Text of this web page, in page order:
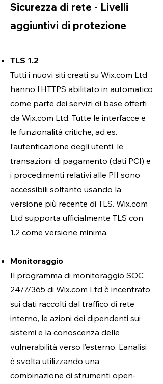
Sicurezza di rete - Livelli
aggiuntivi di protezione
TLS 1.2
Tutti i nuovi siti creati su Wix.com Ltd
hanno l’HTTPS abilitato in automatico
come parte dei servizi di base offerti
da Wix.com Ltd. Tutte le interfacce e
le funzionalità critiche, ad es.
l’autenticazione degli utenti, le
transazioni di pagamento (dati PCI) e
i procedimenti relativi alle PII sono
accessibili soltanto usando la
versione più recente di TLS. Wix.com
Ltd supporta ufficialmente TLS con
1.2 come versione minima.
Monitoraggio
Il programma di monitoraggio SOC
24/7/365 di Wix.com Ltd è incentrato
sui dati raccolti dal traffico di rete
interno, le azioni dei dipendenti sui
sistemi e la conoscenza delle
vulnerabilità verso l’esterno. L’analisi
è svolta utilizzando una
combinazione di strumenti open-